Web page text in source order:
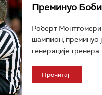
Преминуо Боби
Роберт Монтгомери
шампион, преминуо
генерације
Прочитај